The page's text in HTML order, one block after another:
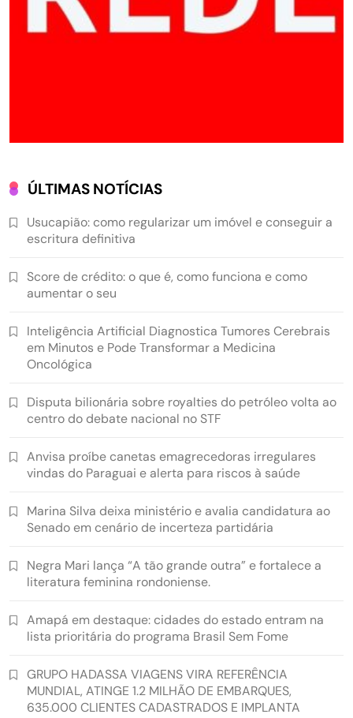
ÚLTIMAS NOTÍCIAS
Usucapião: como regularizar um imóvel e conseguir a
escritura definitiva
Score de crédito: o que é, como funciona e como
aumentar o seu
Inteligência Artificial Diagnostica Tumores Cerebrais
em Minutos e Pode Transformar a Medicina
Oncológica
Disputa bilionária sobre royalties do petróleo volta ao
centro do debate nacional no STF
Anvisa proíbe canetas emagrecedoras irregulares
vindas do Paraguai e alerta para riscos à saúde
Marina Silva deixa ministério e avalia candidatura ao
Senado em cenário de incerteza partidária
Negra Mari lança “A tão grande outra” e fortalece a
literatura feminina rondoniense.
Amapá em destaque: cidades do estado entram na
lista prioritária do programa Brasil Sem Fome
GRUPO HADASSA VIAGENS VIRA REFERÊNCIA
MUNDIAL, ATINGE 1.2 MILHÃO DE EMBARQUES,
635.000 CLIENTES CADASTRADOS E IMPLANTA